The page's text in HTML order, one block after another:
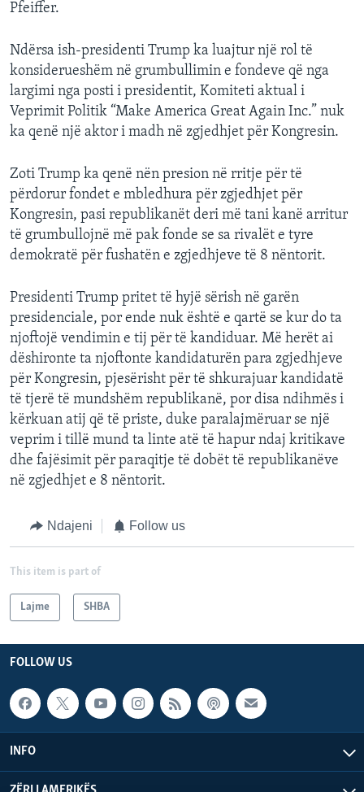
Pfeiffer.
Ndërsa ish-presidenti Trump ka luajtur një rol të
konsiderueshëm në grumbullimin e fondeve që nga
largimi nga posti i presidentit, Komiteti aktual i
Veprimit Politik “Make America Great Again Inc.” nuk
ka qenë një aktor i madh në zgjedhjet për Kongresin.
Zoti Trump ka qenë nën presion në rritje për të
përdorur fondet e mbledhura për zgjedhjet për
Kongresin, pasi republikanët deri më tani kanë arritur
të grumbullojnë më pak fonde se sa rivalët e tyre
demokratë për fushatën e zgjedhjeve të 8 nëntorit.
Presidenti Trump pritet të hyjë sërish në garën
presidenciale, por ende nuk është e qartë se kur do ta
njoftojë vendimin e tij për të kandiduar. Më herët ai
dëshironte ta njoftonte kandidaturën para zgjedhjeve
për Kongresin, pjesërisht për të shkurajuar kandidatë
të tjerë të mundshëm republikanë, por disa ndihmës i
kërkuan atij që të priste, duke paralajmëruar se një
veprim i tillë mund ta linte atë të hapur ndaj kritikave
dhe fajësimit për paraqitje të dobët të republikanëve
në zgjedhjet e 8 nëntorit.
Ndajeni Follow us
This item is part of
Lajme SHBA
FOLLOW US
INFO